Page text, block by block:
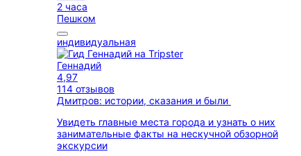
2 часа
Пешком
индивидуальная
Геннадий
4,97
114 отзывов
Дмитров: истории, сказания и были
Увидеть главные места города и узнать о них
занимательные факты на нескучной обзорной
экскурсии